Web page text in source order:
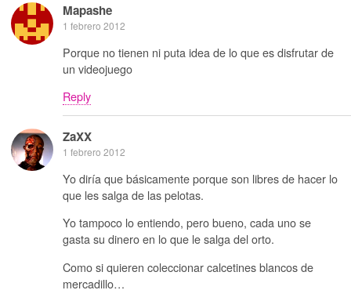
Mapashe
1 febrero 2012
Porque no tienen ni puta idea de lo que es disfrutar de
un videojuego
Reply
ZaXX
1 febrero 2012
Yo diría que básicamente porque son libres de hacer lo
que les salga de las pelotas.
Yo tampoco lo entiendo, pero bueno, cada uno se
gasta su dinero en lo que le salga del orto.
Como si quieren coleccionar calcetines blancos de
mercadillo…